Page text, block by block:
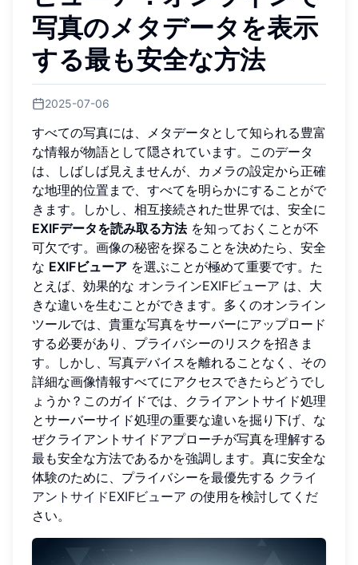
写真のメタデータを表示
する最も安全な方法
2025-07-06
すべての写真には、メタデータとして知られる豊富
な情報が物語として隠されています。このデータ
は、しばしば見えませんが、カメラの設定から正確
な地理的位置まで、すべてを明らかにすることがで
きます。しかし、相互接続された世界では、安全に
EXIFデータを読み取る方法を知っておくことが不
可欠です。画像の秘密を探ることを決めたら、安全
な EXIFビューア を選ぶことが極めて重要です。た
とえば、効果的な オンラインEXIFビューア は、大
きな違いを生むことができます。多くのオンライン
ツールでは、貴重な写真をサーバーにアップロード
する必要があり、プライバシーのリスクを招きま
す。しかし、写真デバイスを離れることなく、その
詳細な画像情報すべてにアクセスできたらどうでし
ょうか？このガイドでは、クライアントサイド処理
とサーバーサイド処理の重要な違いを掘り下げ、な
ぜクライアントサイドアプローチが写真を理解する
最も安全な方法であるかを強調します。真に安全な
体験のために、プライバシーを最優先する クライ
アントサイドEXIFビューア の使用を検討してくだ
さい。